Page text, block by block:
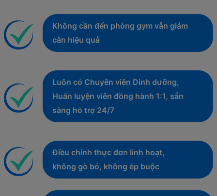
Không cần đến phòng gym vẫn giảm
cân hiệu quả
Luôn có Chuyên viên Dinh dưỡng,
Huấn luyện viên đồng hành 1:1, sẵn
sàng hỗ trợ 24/7
Điều chỉnh thực đơn linh hoạt,
không gò bó, không ép buộc